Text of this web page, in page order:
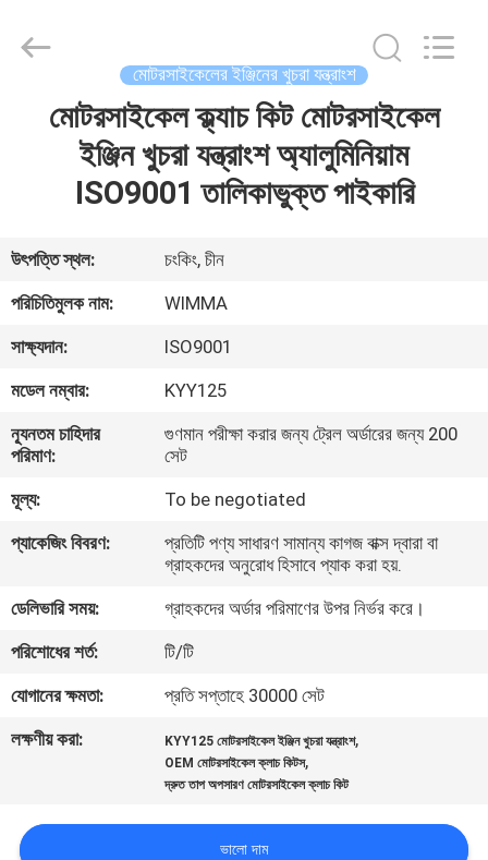
ভিডিও
সম্বন্ধে
কারখানা
গুণমান
খবর
একটি
করুন
Parts
মোটরসাইকেলের ইঞ্জিনের খুচরা যন্ত্রাংশ
মোটরসাইকেল ক্ল্যাচ কিট মোটরসাইকেল
ইঞ্জিন খুচরা যন্ত্রাংশ অ্যালুমিনিয়াম
ISO9001 তালিকাভুক্ত পাইকারি
উৎপত্তি স্থল:
চংকিং, চীন
পরিচিতিমুলক নাম:
WIMMA
সাক্ষ্যদান:
ISO9001
মডেল নম্বার:
KYY125
ন্যূনতম চাহিদার
পরিমাণ:
গুণমান পরীক্ষা করার জন্য ট্রেল অর্ডারের জন্য 200
সেট
মূল্য:
To be negotiated
প্যাকেজিং বিবরণ:
প্রতিটি পণ্য সাধারণ সামান্য কাগজ বাক্স দ্বারা বা
গ্রাহকদের অনুরোধ হিসাবে প্যাক করা হয়.
ডেলিভারি সময়:
গ্রাহকদের অর্ডার পরিমাণের উপর নির্ভর করে।
পরিশোধের শর্ত:
টি/টি
যোগানের ক্ষমতা:
প্রতি সপ্তাহে 30000 সেট
লক্ষণীয় করা:
KYY125 মোটরসাইকেল ইঞ্জিন খুচরা যন্ত্রাংশ,
OEM মোটরসাইকেল ক্লাচ কিটস,
দ্রুত তাপ অপসারণ মোটরসাইকেল ক্লাচ কিট
ভালো দাম